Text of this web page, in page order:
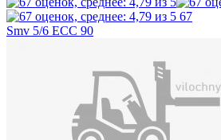
67
Smv 5/6 ECC 90